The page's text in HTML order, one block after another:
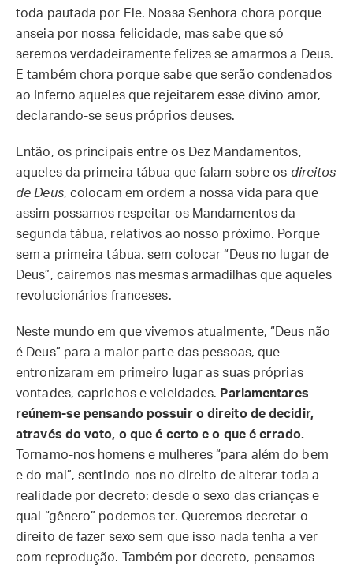
toda pautada por Ele. Nossa Senhora chora porque
anseia por nossa felicidade, mas sabe que só
seremos verdadeiramente felizes se amarmos a Deus.
E também chora porque sabe que serão condenados
ao Inferno aqueles que rejeitarem esse divino amor,
declarando-se seus próprios deuses.
Então, os principais entre os Dez Mandamentos,
aqueles da primeira tábua que falam sobre os direitos
de Deus, colocam em ordem a nossa vida para que
assim possamos respeitar os Mandamentos da
segunda tábua, relativos ao nosso próximo. Porque
sem a primeira tábua, sem colocar “Deus no lugar de
Deus”, cairemos nas mesmas armadilhas que aqueles
revolucionários franceses.
Neste mundo em que vivemos atualmente, “Deus não
é Deus” para a maior parte das pessoas, que
entronizaram em primeiro lugar as suas próprias
vontades, caprichos e veleidades. Parlamentares
reúnem-se pensando possuir o direito de decidir,
através do voto, o que é certo e o que é errado.
Tornamo-nos homens e mulheres “para além do bem
e do mal”, sentindo-nos no direito de alterar toda a
realidade por decreto: desde o sexo das crianças e
qual “gênero” podemos ter. Queremos decretar o
direito de fazer sexo sem que isso nada tenha a ver
com reprodução. Também por decreto, pensamos